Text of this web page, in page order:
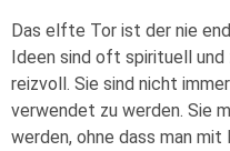
Das elfte Tor ist der nie
Ideen sind oft spirituell
reizvoll. Sie sind nicht
verwendet zu werden. Sie
werden, ohne dass man mit